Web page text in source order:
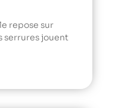
repose sur
serrures jouent